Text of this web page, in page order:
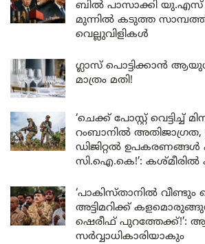
ബിൽ പാസാക്കി യു.എസ്
മുന്നിൽ കടുത്ത
വെല്ലുവിളികൾ
ഗ്ലാസ് പൊട്ടിക്കാൻ
മാത്രം മതി!
‘ചെക്ക് പോസ്റ്റ് വെട്ടിച്ച്
റംബാനിൽ
ഡിജിറ്റൽ ഉപകരണങ്ങൾ
സി.ഐ.കെ!’:
‘പാകിസ്താനിൽ
അട്ടിമറിക്ക്
ഷെരീഫ് പുറത്തേക്ക്!’:
സർവ്വാധികാരിയാകും